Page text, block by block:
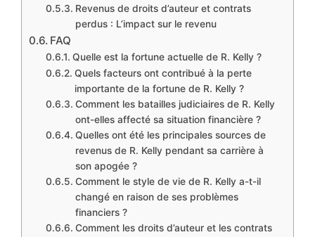
Revenus de droits d’auteur et contrats
perdus : L’impact sur le revenu
FAQ
Quelle est la fortune actuelle de R. Kelly ?
Quels facteurs ont contribué à la perte
importante de la fortune de R. Kelly ?
Comment les batailles judiciaires de R. Kelly
ont-elles affecté sa situation financière ?
Quelles ont été les principales sources de
revenus de R. Kelly pendant sa carrière à
son apogée ?
Comment le style de vie de R. Kelly a-t-il
changé en raison de ses problèmes
financiers ?
Comment les droits d’auteur et les contrats